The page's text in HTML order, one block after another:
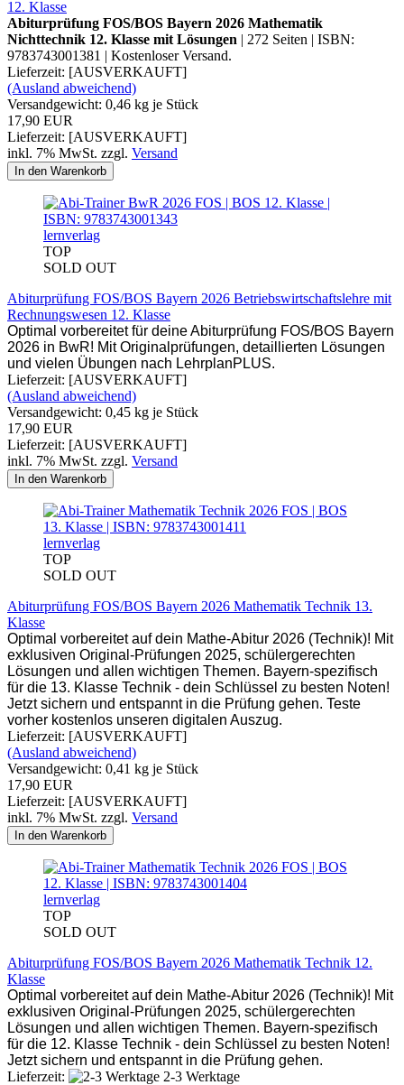
12. Klasse
Abiturprüfung FOS/BOS Bayern 2026 Mathematik
Nichttechnik 12. Klasse mit Lösungen | 272 Seiten | ISBN:
9783743001381 | Kostenloser Versand.
Lieferzeit: [AUSVERKAUFT]
(Ausland abweichend)
Versandgewicht: 0,46 kg je Stück
17,90 EUR
Lieferzeit: [AUSVERKAUFT]
inkl. 7% MwSt. zzgl. Versand
In den Warenkorb
lernverlag
TOP
SOLD OUT
Abiturprüfung FOS/BOS Bayern 2026 Betriebswirtschaftslehre mit
Rechnungswesen 12. Klasse
Optimal vorbereitet für deine Abiturprüfung FOS/BOS Bayern
2026 in BwR! Mit Originalprüfungen, detaillierten Lösungen
und vielen Übungen nach LehrplanPLUS.
Lieferzeit: [AUSVERKAUFT]
(Ausland abweichend)
Versandgewicht: 0,45 kg je Stück
17,90 EUR
Lieferzeit: [AUSVERKAUFT]
inkl. 7% MwSt. zzgl. Versand
In den Warenkorb
lernverlag
TOP
SOLD OUT
Abiturprüfung FOS/BOS Bayern 2026 Mathematik Technik 13.
Klasse
Optimal vorbereitet auf dein Mathe-Abitur 2026 (Technik)! Mit
exklusiven Original-Prüfungen 2025, schülergerechten
Lösungen und allen wichtigen Themen. Bayern-spezifisch
für die 13. Klasse Technik - dein Schlüssel zu besten Noten!
Jetzt sichern und entspannt in die Prüfung gehen. Teste
vorher kostenlos unseren digitalen Auszug.
Lieferzeit: [AUSVERKAUFT]
(Ausland abweichend)
Versandgewicht: 0,41 kg je Stück
17,90 EUR
Lieferzeit: [AUSVERKAUFT]
inkl. 7% MwSt. zzgl. Versand
In den Warenkorb
lernverlag
TOP
SOLD OUT
Abiturprüfung FOS/BOS Bayern 2026 Mathematik Technik 12.
Klasse
Optimal vorbereitet auf dein Mathe-Abitur 2026 (Technik)! Mit
exklusiven Original-Prüfungen 2025, schülergerechten
Lösungen und allen wichtigen Themen. Bayern-spezifisch
für die 12. Klasse Technik - dein Schlüssel zu besten Noten!
Jetzt sichern und entspannt in die Prüfung gehen.
Lieferzeit:
2-3 Werktage